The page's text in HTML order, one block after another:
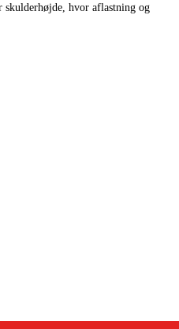
skulderhøjde, hvor aflastning og